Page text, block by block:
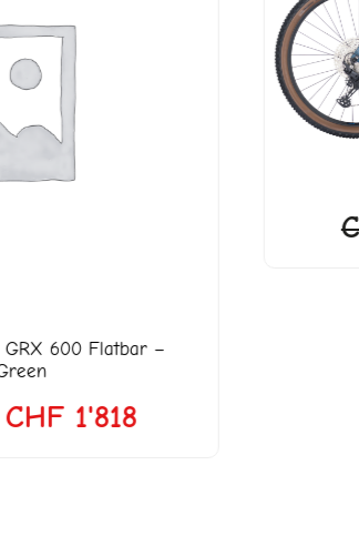
Copperhead EVO 2,
CHF